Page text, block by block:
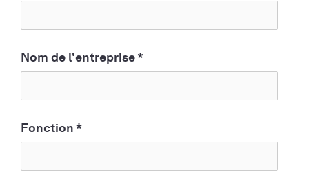
Nom de l'entreprise*
Fonction*